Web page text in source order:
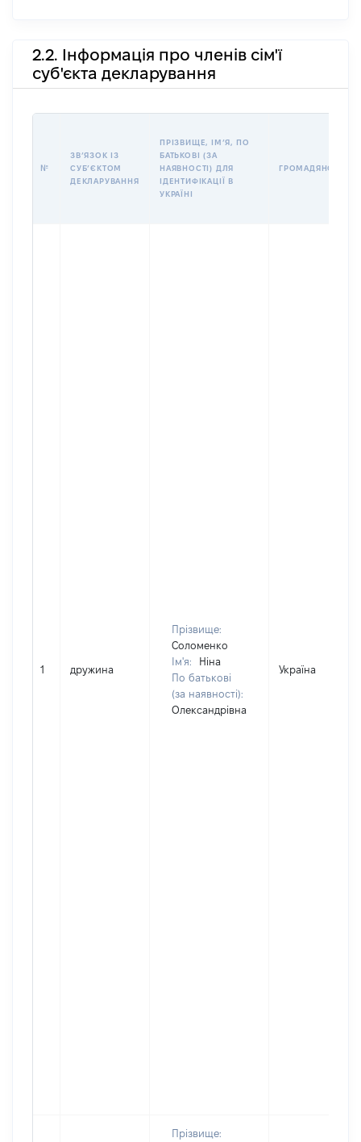
2.2. Інформація про членів сім'ї
суб'єкта декларування
№
ЗВʼЯЗОК ІЗ
СУБʼЄКТОМ
ДЕКЛАРУВАННЯ
ПРІЗВИЩЕ, ІМʼЯ, ПО
БАТЬКОВІ (ЗА
НАЯВНОСТІ) ДЛЯ
ІДЕНТИФІКАЦІЇ В
УКРАЇНІ
ГРОМАДЯНСТВО
1 дружина
Прізвище:
Соломенко
Ім'я:
Ніна
По батькові
(за наявності):
Олександрівна
Україна
Прізвище: